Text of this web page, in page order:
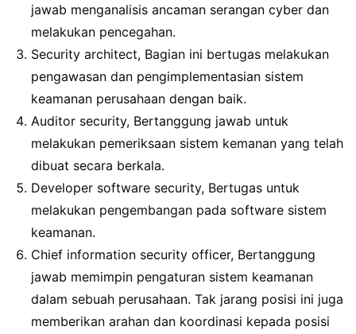
jawab menganalisis ancaman serangan cyber dan
melakukan pencegahan.
Security architect, Bagian ini bertugas melakukan
pengawasan dan pengimplementasian sistem
keamanan perusahaan dengan baik.
Auditor security, Bertanggung jawab untuk
melakukan pemeriksaan sistem kemanan yang telah
dibuat secara berkala.
Developer software security, Bertugas untuk
melakukan pengembangan pada software sistem
keamanan.
Chief information security officer, Bertanggung
jawab memimpin pengaturan sistem keamanan
dalam sebuah perusahaan. Tak jarang posisi ini juga
memberikan arahan dan koordinasi kepada posisi